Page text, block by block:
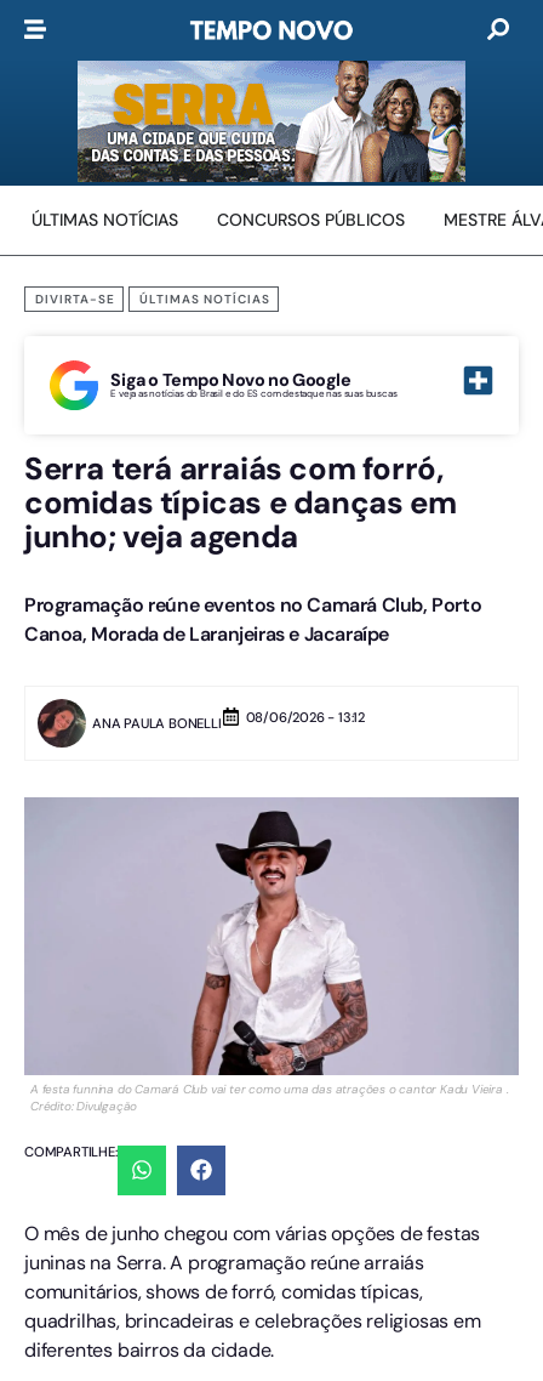
ÚLTIMAS NOTÍCIAS CONCURSOS PÚBLICOS MESTRE
DIVIRTA-SE ÚLTIMAS NOTÍCIAS
Siga o Tempo Novo no Google
E veja as notícias do Brasil e do ES com destaque nas suas buscas
Serra terá arraiás com forró,
comidas típicas e danças em
junho; veja agenda
Programação reúne eventos no Camará Club, Porto
Canoa, Morada de Laranjeiras e Jacaraípe
ANA PAULA BONELLI 08/06/2026 - 13:12
A festa funnina do Camará Club vai ter como uma das atrações o cantor Kadu Vieira .
Crédito: Divulgação
COMPARTILHE:
O mês de junho chegou com várias opções de festas
juninas na Serra. A programação reúne arraiás
comunitários, shows de forró, comidas típicas,
quadrilhas, brincadeiras e celebrações religiosas em
diferentes bairros da cidade.